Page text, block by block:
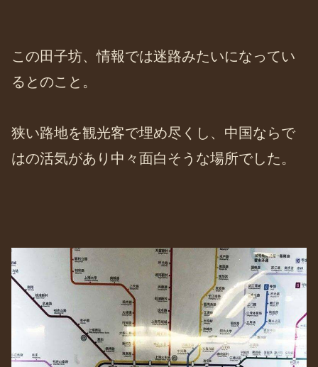
この田子坊、情報では迷路みたいになってい
るとのこと。
狭い路地を観光客で埋め尽くし、中国ならで
はの活気があり中々面白そうな場所でした。